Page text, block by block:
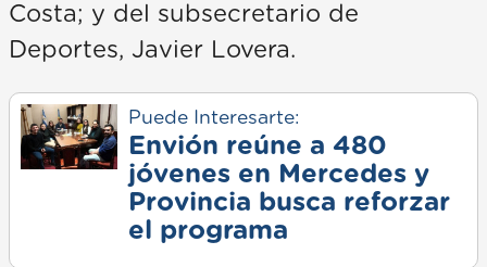
Costa; y del subsecretario de
Deportes, Javier Lovera.
Puede Interesarte:
Envión reúne a 480
jóvenes en Mercedes y
Provincia busca reforzar
el programa